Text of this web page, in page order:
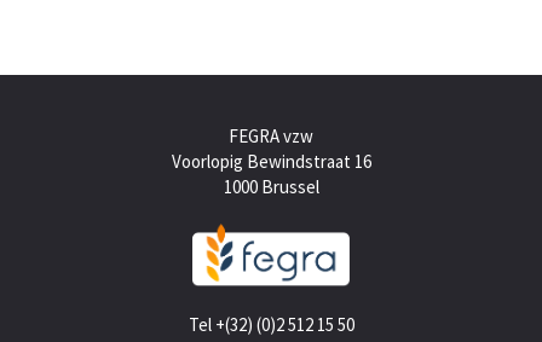
FEGRA vzw
Voorlopig Bewindstraat 16
1000 Brussel
Tel +(32) (0)2 512 15 50